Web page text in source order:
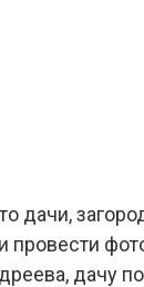
дачи,
дачу